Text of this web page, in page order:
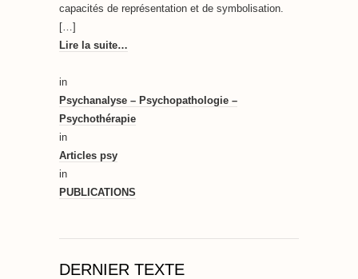
capacités de représentation et de symbolisation.
[…]
Lire la suite…
in
Psychanalyse – Psychopathologie –
Psychothérapie
in
Articles psy
in
PUBLICATIONS
DERNIER TEXTE